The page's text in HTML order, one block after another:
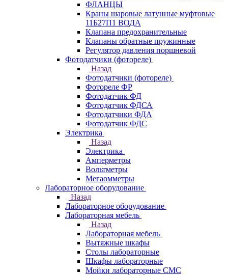
ФЛАНЦЫ
Краны шаровые латунные муфтовые
11Б27П1 ВОДА
Клапана предохранительные
Клапаны обратные пружинные
Регулятор давления поршневой
Фотодатчики (фотореле)
Назад
Фотодатчики (фотореле)
Фотореле ФР
Фотодатчик ФД
Фотодатчик ФДСА
Фотодатчики ФДА
Фотодатчик ФДС
Электрика
Назад
Электрика
Амперметры
Вольтметры
Мегаомметры
Лабораторное оборудование
Назад
Лабораторное оборудование
Лабораторная мебель
Назад
Лабораторная мебель
Вытяжные шкафы
Столы лабораторные
Шкафы лабораторные
Мойки лабораторные СМС